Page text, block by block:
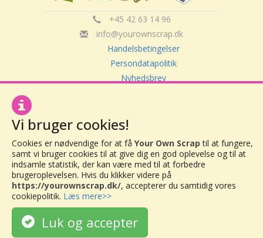
+45 42 63 14 96
info@yourownscrap.dk
Handelsbetingelser
Persondatapolitik
Nyhedsbrev
Your Own Scrap
CVR: 30416082
Vor Frue Hovedgade 20
4000 Roskilde
Vi bruger cookies!
Cookies er nødvendige for at få Your Own Scrap til at fungere,
samt vi bruger cookies til at give dig en god oplevelse og til at
indsamle statistik, der kan være med til at forbedre
brugeroplevelsen. Hvis du klikker videre på
https://yourownscrap.dk/, accepterer du samtidig vores
cookiepolitik. Læs mere>>
Luk og accepter